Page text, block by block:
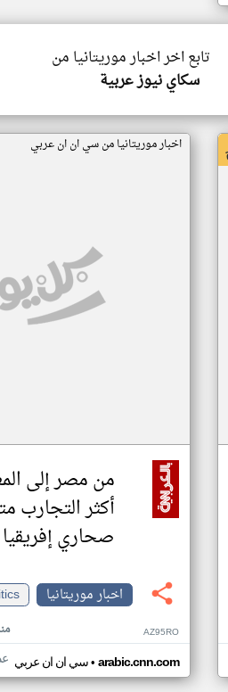
تابع اخر اخبار موريتانيا من
سكاي نيوز عربية
اخبار موريتانيا من سي ان ان عربي
من مصر إلى
أكثر التجارب
صحاري إفريقيا
اخبار موريتانيا
AZ95RO
سي ان ان عربي• arabic.cnn.com